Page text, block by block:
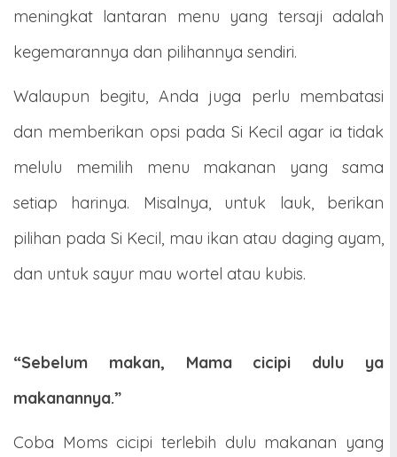
meningkat lantaran menu yang tersaji adalah
kegemarannya dan pilihannya sendiri.
Walaupun begitu, Anda juga perlu membatasi
dan memberikan opsi pada Si Kecil agar ia tidak
melulu memilih menu makanan yang sama
setiap harinya. Misalnya, untuk lauk, berikan
pilihan pada Si Kecil, mau ikan atau daging ayam,
dan untuk sayur mau wortel atau kubis.
“Sebelum makan, Mama cicipi dulu ya
makanannya.”
Coba Moms cicipi terlebih dulu makanan yang